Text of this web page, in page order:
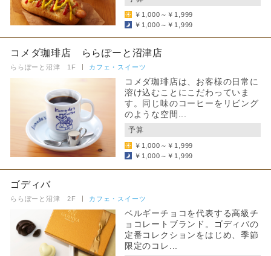
￥1,000～￥1,999
￥1,000～￥1,999
コメダ珈琲店 ららぽーと沼津店
ららぽーと沼津 1F カフェ・スイーツ
コメダ珈琲店は、お客様の日常に
溶け込むことにこだわっていま
す。同じ味のコーヒーをリビング
のような空間...
予算
￥1,000～￥1,999
￥1,000～￥1,999
ゴディバ
ららぽーと沼津 2F カフェ・スイーツ
ベルギーチョコを代表する高級チ
ョコレートブランド。ゴディバの
定番コレクションをはじめ、季節
限定のコレ...